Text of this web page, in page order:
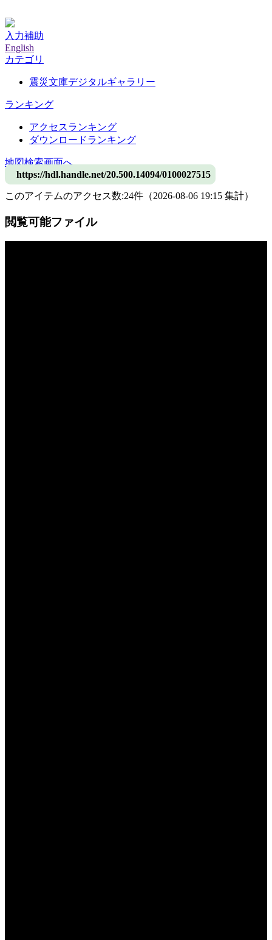
入力補助
English
カテゴリ
震災文庫デジタルギャラリー
ランキング
アクセスランキング
ダウンロードランキング
地図検索画面へ
https://hdl.handle.net/20.500.14094/0100027515
このアイテムのアクセス数:24件 （2026-08-06 19:15 集計）
閲覧可能ファイル